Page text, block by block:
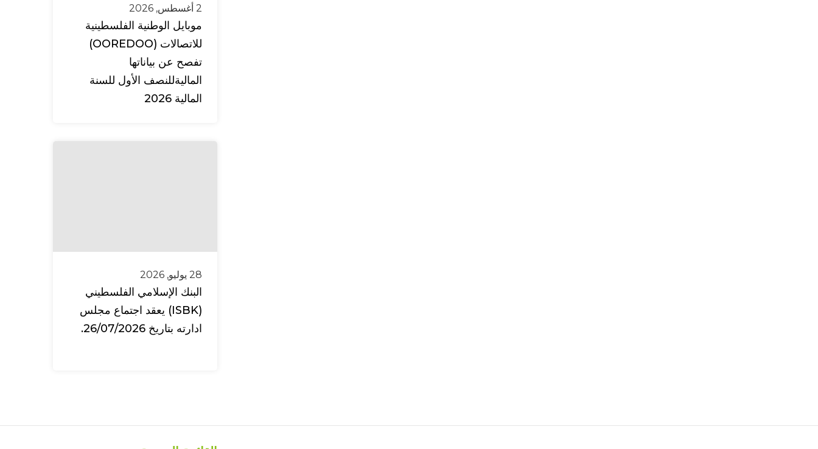
2 أغسطس, 2026
موبايل الوطنية الفلسطينية
للاتصالات (OOREDOO)
تفصح عن بياناتها
الماليةللنصف الأول للسنة
المالية 2026
28 يوليو, 2026
البنك الإسلامي الفلسطيني
(ISBK) يعقد اجتماع مجلس
ادارته بتاريخ 26/07/2026.